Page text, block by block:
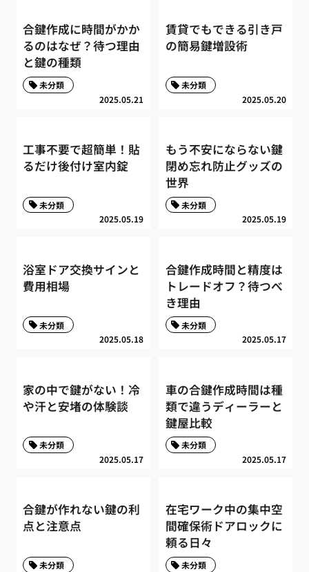
合鍵作成に時間がかか
るのはなぜ？待つ理由
と鍵の種類
2025.05.21
未分類
賃貸でもできる引き戸
の簡易鍵増設術
2025.05.20
未分類
工事不要で超簡単！貼
るだけ後付け室内錠
2025.05.19
未分類
もう不安にならない鍵
閉め忘れ防止グッズの
世界
2025.05.19
未分類
浴室ドア交換サインと
費用相場
2025.05.18
未分類
合鍵作成時間と精度は
トレードオフ？待つべ
き理由
2025.05.17
未分類
家の中で鍵がない！冷
や汗と安堵の体験談
2025.05.17
未分類
車の合鍵作成時間は種
類で違うディーラーと
鍵屋比較
2025.05.17
未分類
合鍵が作れない鍵の利
点と注意点
未分類
在宅ワーク中の集中空
間確保術ドアロックに
頼る日々
未分類